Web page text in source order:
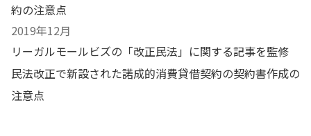
約の注意点
2019年12月
リーガルモールビズの「改正民法」に関する記事を監修
民法改正で新設された諾成的消費貸借契約の契約書作成の
注意点